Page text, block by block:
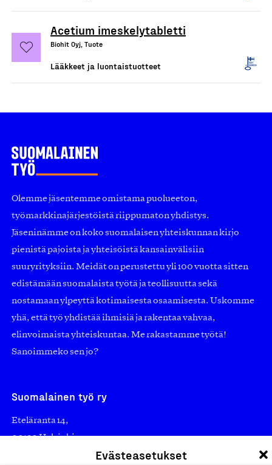
Evästeasetukset
Acetium imeskelytabletti
Biohit Oyj, Tuote
Lääkkeet ja luontaistuotteet
Olemme jäsentemme omistama puolueeton,
työmarkkinajärjestöistä riippumaton yhdistys.
Jäseninämme on koko suomalaisen yhteiskunnan kirjo
pienistä pajoista ja yhteisöistä kansainvälisiin
suuryrityksiin. Meidät on perustettu yli 100 vuotta sitten
edistämään suomalaista työtä ja teollisuutta sekä
nostamaan ylpeyttä kotimaisesta osaamisesta. Uskomme
yhä, että työ yhdistää ihmisiä ja rakentaa vahvaa,
elinvoimaista yhteiskuntaa. Me rakastamme työtä!
Sanoimmeko sen jo?
Suomalainen työ ry
Eteläranta 14,
00130 Helsinki